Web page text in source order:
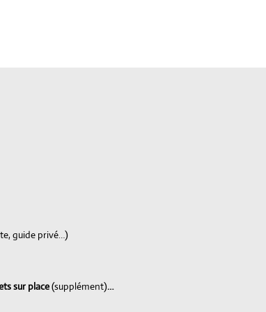
guide privé…)
sur place(supplément)…